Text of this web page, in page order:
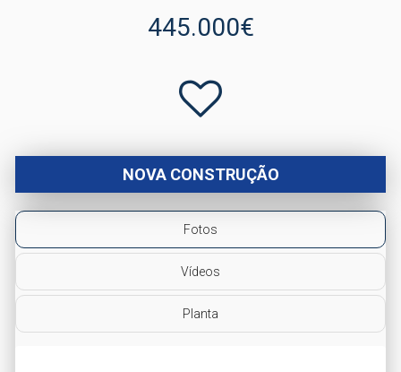
445.000€
NOVA CONSTRUÇÃO
Fotos
Vídeos
Planta